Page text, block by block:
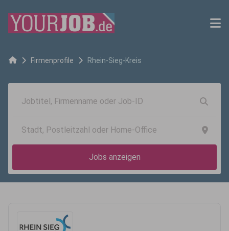
Firmenprofile Rhein-Sieg-Kreis
Jobs anzeigen